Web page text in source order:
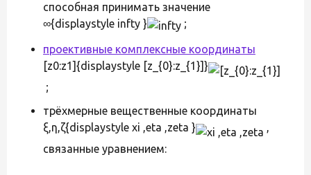
способная принимать значение
∞{displaystyle infty }
;
проективные комплексные координаты
[z0:z1]{displaystyle [z_{0}:z_{1}]}
;
трёхмерные вещественные координаты
ξ,η,ζ{displaystyle xi ,eta ,zeta }
,
связанные уравнением: